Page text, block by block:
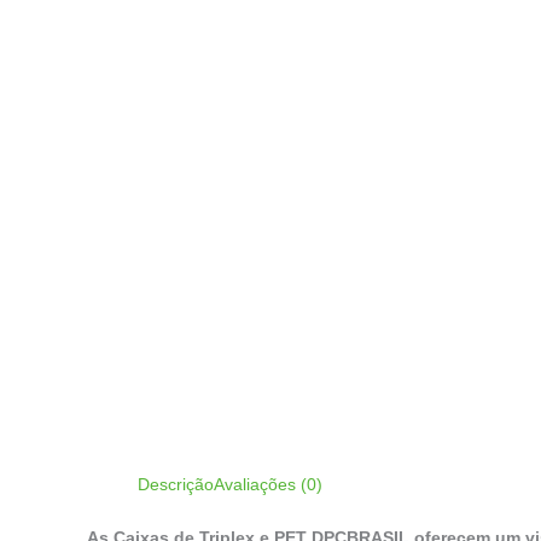
DescriçãoAvaliações (0)
As Caixas de Triplex e PET DPCBRASIL oferecem um